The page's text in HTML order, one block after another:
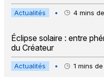
Actualités • 4 mins
Éclipse solaire : entre
du Créateur
Actualités • 1 mins